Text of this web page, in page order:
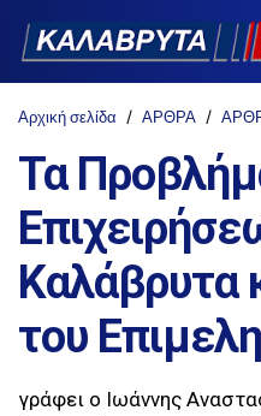
Αρχική σελίδα ΑΡΘΡΑ
Τα
Καλάβρυτα
του
γράφει ο Ιωάννης